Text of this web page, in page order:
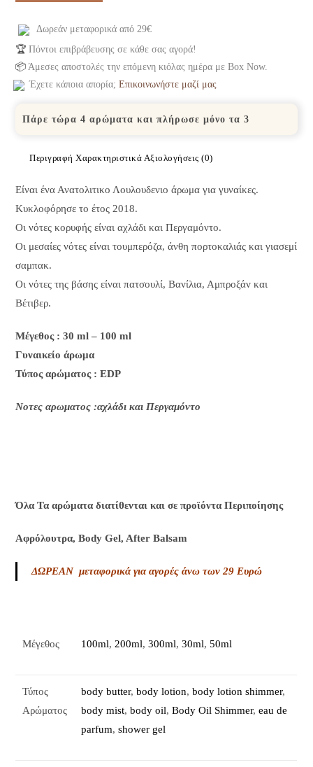
Δωρεάν μεταφορικά από 29€
🏆 Πόντοι επιβράβευσης σε κάθε σας αγορά!
📦 Άμεσες αποστολές την επόμενη κιόλας ημέρα με Box Now.
Έχετε κάποια απορία;Επικοινωνήστε μαζί μας
Πάρε τώρα 4 αρώματα και πλήρωσε μόνο τα 3
ΠεριγραφήΧαρακτηριστικά Αξιολογήσεις (0)
Είναι ένα Ανατολιτικο Λουλουδενιο άρωμα για γυναίκες.
Κυκλοφόρησε το έτος 2018.
Οι νότες κορυφής είναι αχλάδι και Περγαμόντο.
Οι μεσαίες νότες είναι τουμπερόζα, άνθη πορτοκαλιάς και γιασεμί
σαμπακ.
Οι νότες της βάσης είναι πατσουλί, Βανίλια, Αμπροξάν και
Βέτιβερ.
Μέγεθος : 30 ml – 100 ml
Γυναικείο άρωμα
Τύπος αρώματος : ΕDP
Nοτες αρωματος :αχλάδι και Περγαμόντο
Όλα Τα αρώματα διατίθενται και σε προϊόντα Περιποίησης
Αφρόλουτρα, Body Gel, After Balsam
ΔΩΡΕΑΝ μεταφορικά για αγορές άνω των 29 Ευρώ
Μέγεθος 100ml,200ml,300ml,30ml,50ml
Τύπος
Αρώματος
body butter,body lotion,body lotion shimmer,
body mist,body oil,Body Oil Shimmer,eau de
parfum,shower gel